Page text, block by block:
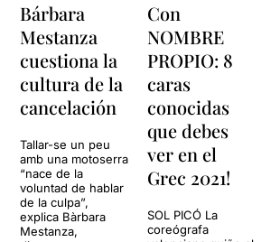
Bárbara
Mestanza
cuestiona la
cultura de la
cancelación
Tallar-se un peu
amb una motoserra
“nace de la
voluntad de hablar
de la culpa”,
explica Bàrbara
Mestanza,
Con
NOMBRE
PROPIO: 8
caras
conocidas
que debes
ver en el
Grec 2021!
SOL PICÓ La
coreógrafa